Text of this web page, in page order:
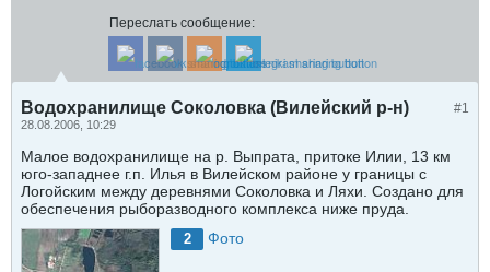
Переслать сообщение:
#1
Водохранилище Соколовка (Вилейский р-н)
28.08.2006, 10:29
Малое водохранилище на р. Выпрата, притоке Илии, 13 км
юго-западнее г.п. Илья в Вилейском районе у границы с
Логойским между деревнями Соколовка и Ляхи. Создано для
обеспечения рыборазводного комплекса ниже пруда.
2 Фото